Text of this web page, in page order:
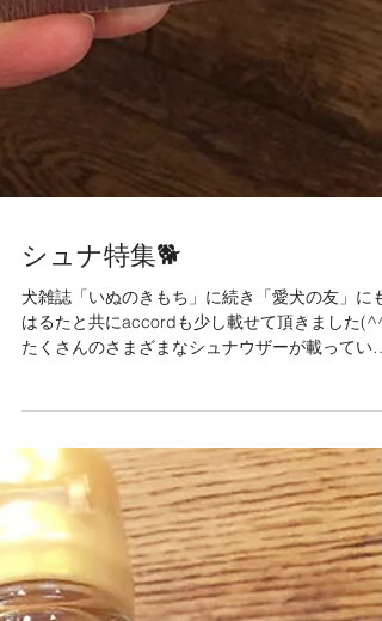
シュナ特集🐕
たくさんのさまざまなシュナウザーが載っていて
おもしろいです！！